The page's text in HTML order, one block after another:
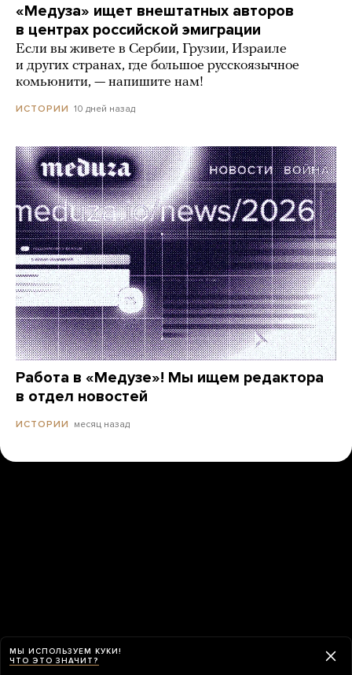
«Медуза» ищет внештатных авторов
в центрах российской эмиграции
Если вы живете в Сербии, Грузии, Израиле
и других странах, где большое русскоязычное
комьюнити, — напишите нам!
ИСТОРИИ 10 дней назад
Работа в «Медузе»! Мы ищем редактора
в отдел новостей
ИСТОРИИ месяц назад
МЫ ИСПОЛЬЗУЕМ КУКИ!
ЧТО ЭТО ЗНАЧИТ?